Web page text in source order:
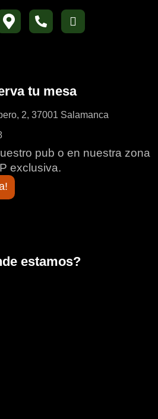
tu mesa
2, 37001 Salamanca
pub o en nuestra zona
exclusiva.
estamos?